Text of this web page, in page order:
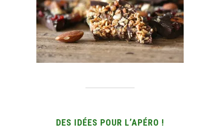
DES IDÉES POUR L’APÉRO !